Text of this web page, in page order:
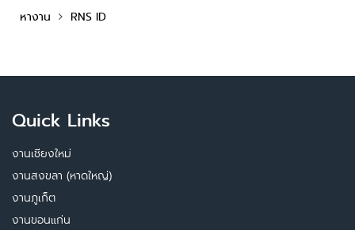
หางาน RNS ID
Quick Links
งานเชียงใหม่
งานสงขลา (หาดใหญ่)
งานภูเก็ต
งานขอนแก่น